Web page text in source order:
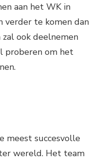
aan het WK in
verder te komen dan
ook deelnemen
proberen om het
meest succesvolle
wereld. Het team